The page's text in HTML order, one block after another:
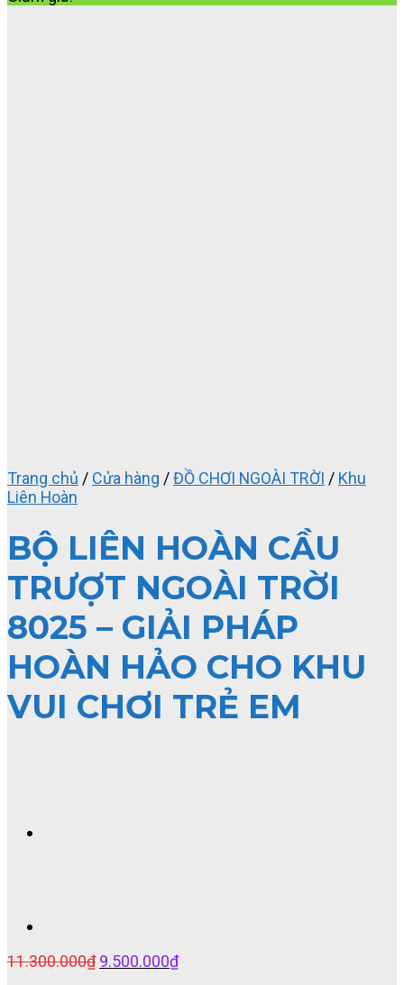
Trang chủ / Cửa hàng /ĐỒ CHƠI NGOÀI TRỜI / Khu
Liên Hoàn
BỘ LIÊN HOÀN CẦU
TRƯỢT NGOÀI TRỜI
8025 – GIẢI PHÁP
HOÀN HẢO CHO KHU
VUI CHƠI TRẺ EM
11.300.000₫ Giá
9.500.000₫Giá